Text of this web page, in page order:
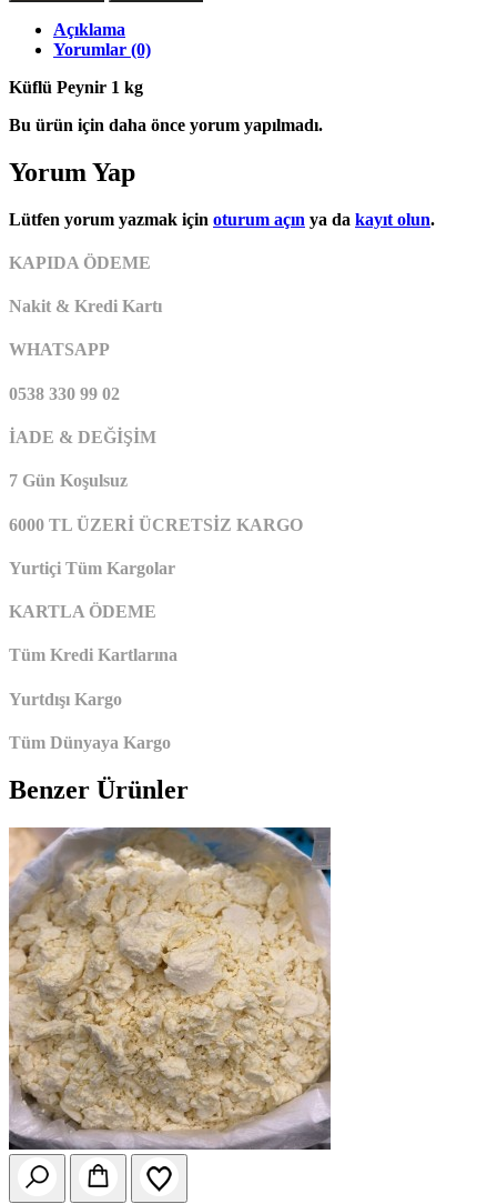
Açıklama
Yorumlar (0)
Küflü Peynir 1 kg
Bu ürün için daha önce yorum yapılmadı.
Yorum Yap
Lütfen yorum yazmak için oturum açın ya da kayıt olun.
KAPIDA ÖDEME
Nakit & Kredi Kartı
WHATSAPP
0538 330 99 02
İADE & DEĞİŞİM
7 Gün Koşulsuz
6000 TL ÜZERİ ÜCRETSİZ KARGO
Yurtiçi Tüm Kargolar
KARTLA ÖDEME
Tüm Kredi Kartlarına
Yurtdışı Kargo
Tüm Dünyaya Kargo
Benzer Ürünler